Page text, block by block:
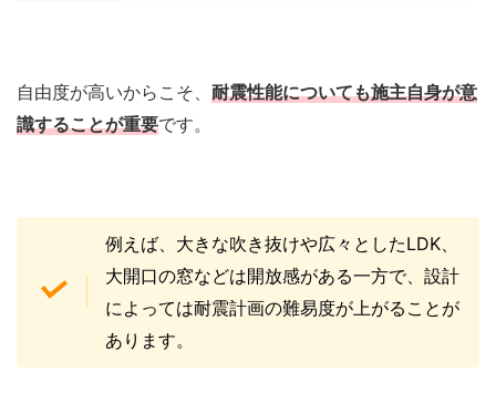
自由度が高いからこそ、 耐震性能についても施主自身が意
識することが重要です。
例えば、大きな吹き抜けや広々としたLDK、
大開口の窓などは開放感がある一方で、設計
によっては耐震計画の難易度が上がることが
あります。